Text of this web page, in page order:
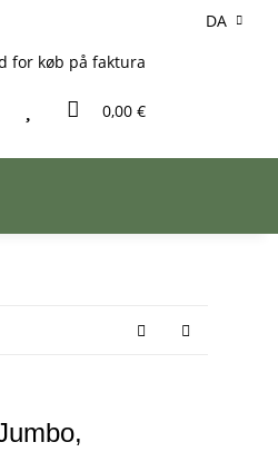
DA
for køb på faktura
0,00 €